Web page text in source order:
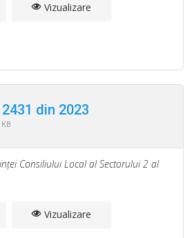
Vizualizare
din 2023
Consiliului Local al Sectorului 2 al
Vizualizare